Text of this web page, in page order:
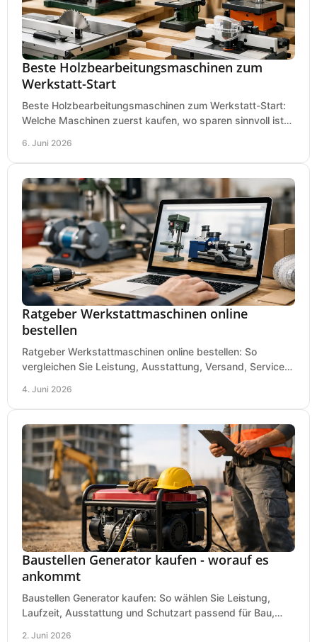
Beste Holzbearbeitungsmaschinen zum
Werkstatt-Start
Beste Holzbearbeitungsmaschinen zum Werkstatt-Start:
Welche Maschinen zuerst kaufen, wo sparen sinnvoll ist
6. Juni 2026
Ratgeber Werkstattmaschinen online
bestellen
Ratgeber Werkstattmaschinen online bestellen: So
vergleichen Sie Leistung, Ausstattung, Versand, Service
4. Juni 2026
Baustellen Generator kaufen - worauf es
ankommt
Baustellen Generator kaufen: So wählen Sie Leistung,
Laufzeit, Ausstattung und Schutzart passend für Bau,
2. Juni 2026